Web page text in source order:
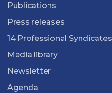
Publications
Press releases
14 Professional Syndicates
Media library
Newsletter
Agenda